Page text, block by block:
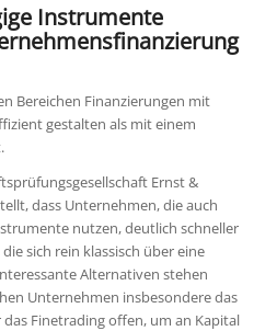
Instrumente
Bereichen Finanzierungen mit
gestalten als mit einem
Ernst &
dass Unternehmen, die auch
nutzen, deutlich schneller
sich rein klassisch über eine
Alternativen stehen
Unternehmen insbesondere das
Finetrading offen, um an Kapital